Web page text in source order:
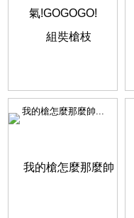
我的槍怎麼那麼帥...